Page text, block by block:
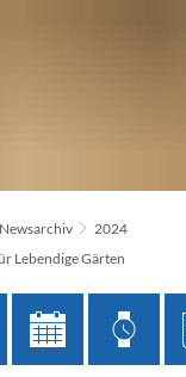
Newsarchiv
2024
Lebendige Gärten